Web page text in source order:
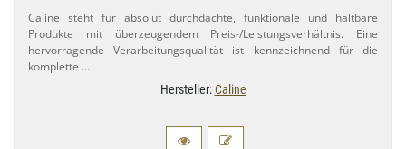
Caline steht für absolut durchdachte, funktionale und haltbare
Produkte mit überzeugendem Preis-​/Leistungsverhältnis. Eine
hervorragende Verarbeitungsqualität ist kennzeichnend für die
komplette …
Hersteller:Caline